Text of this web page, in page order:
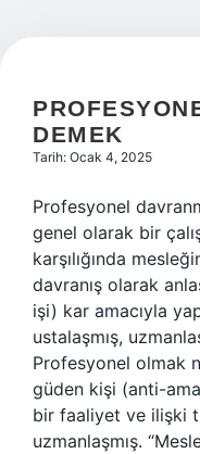
DEMEK
Tarih: Ocak 4, 2025
Profesyonel
genel olarak bir
karşılığında
davranış olarak
işi) kar amacıyla
ustalaşmış,
Profesyonel olmak
güden kişi (anti-
bir faaliyet ve ilişki
uzmanlaşmış.